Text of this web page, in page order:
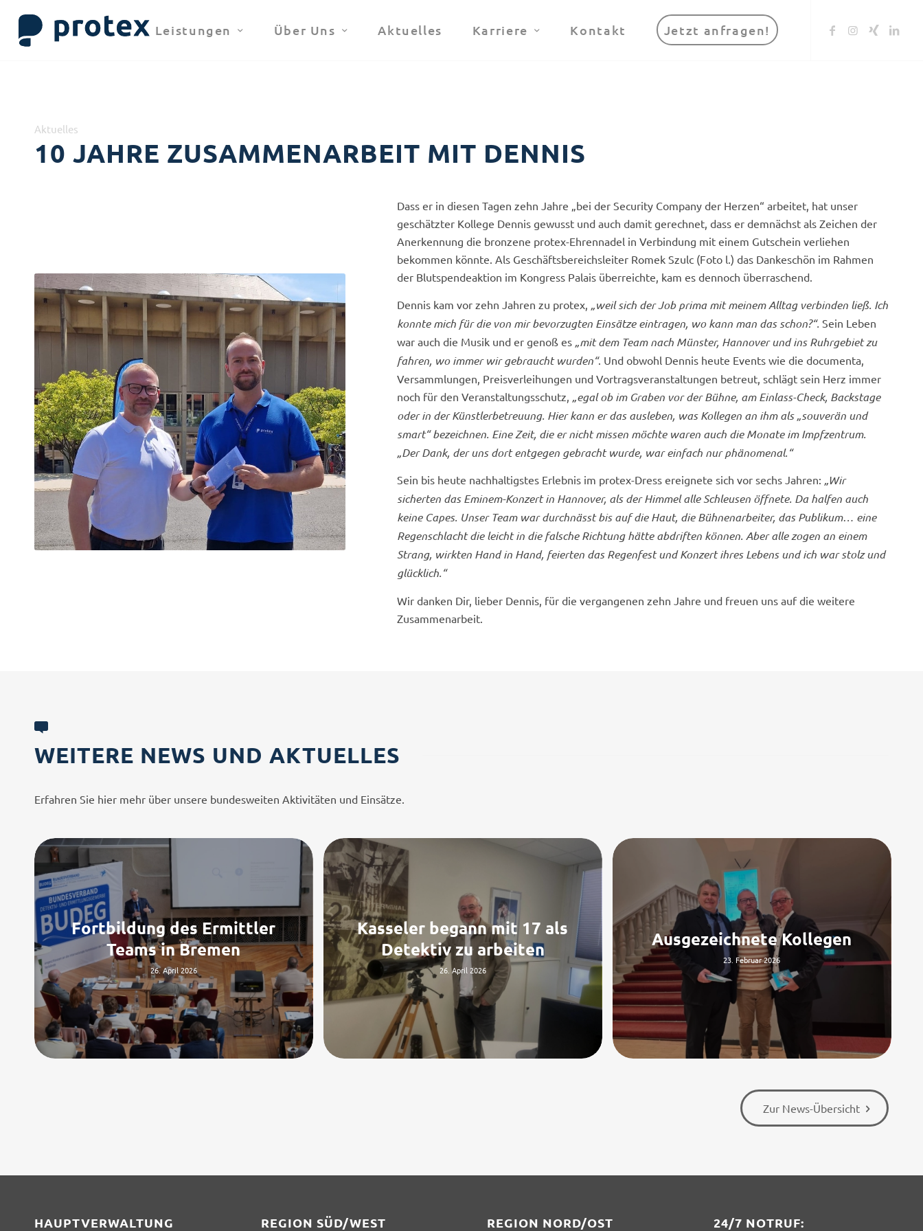
Leistungen Über Uns Aktuelles Karriere Kontakt Jetzt anfragen!
Aktuelles
10 JAHRE ZUSAMMENARBEIT MIT DENNIS
Dass er in diesen Tagen zehn Jahre „bei der Security Company der Herzen“ arbeitet, hat unser
geschätzter Kollege Dennis gewusst und auch damit gerechnet, dass er demnächst als Zeichen der
Anerkennung die bronzene protex-Ehrennadel in Verbindung mit einem Gutschein verliehen
bekommen könnte. Als Geschäftsbereichsleiter Romek Szulc (Foto l.) das Dankeschön im Rahmen
der Blutspendeaktion im Kongress Palais überreichte, kam es dennoch überraschend.
Dennis kam vor zehn Jahren zu protex, „weil sich der Job prima mit meinem Alltag verbinden ließ. Ich
konnte mich für die von mir bevorzugten Einsätze eintragen, wo kann man das schon?“. Sein Leben
war auch die Musik und er genoß es „mit dem Team nach Münster, Hannover und ins Ruhrgebiet zu
fahren, wo immer wir gebraucht wurden“. Und obwohl Dennis heute Events wie die documenta,
Versammlungen, Preisverleihungen und Vortragsveranstaltungen betreut, schlägt sein Herz immer
noch für den Veranstaltungsschutz, „egal ob im Graben vor der Bühne, am Einlass-Check, Backstage
oder in der Künstlerbetreuung. Hier kann er das ausleben, was Kollegen an ihm als „souverän und
smart“ bezeichnen. Eine Zeit, die er nicht missen möchte waren auch die Monate im Impfzentrum.
„Der Dank, der uns dort entgegen gebracht wurde, war einfach nur phänomenal.“
Sein bis heute nachhaltigstes Erlebnis im protex-Dress ereignete sich vor sechs Jahren: „Wir
sicherten das Eminem-Konzert in Hannover, als der Himmel alle Schleusen öffnete. Da halfen auch
keine Capes. Unser Team war durchnässt bis auf die Haut, die Bühnenarbeiter, das Publikum… eine
Regenschlacht die leicht in die falsche Richtung hätte abdriften können. Aber alle zogen an einem
Strang, wirkten Hand in Hand, feierten das Regenfest und Konzert ihres Lebens und ich war stolz und
glücklich.“
Wir danken Dir, lieber Dennis, für die vergangenen zehn Jahre und freuen uns auf die weitere
Zusammenarbeit.
WEITERE NEWS UND AKTUELLES
Erfahren Sie hier mehr über unsere bundesweiten Aktivitäten und Einsätze.
Fortbildung des Ermittler
Teams in Bremen
26. April 2026
Kasseler begann mit 17 als
Detektiv zu arbeiten
26. April 2026
Ausgezeichnete Kollegen
23. Februar 2026
Zur News-Übersicht
HAUPTVERWALTUNG REGION SÜD/WEST REGION NORD/OST 24/7 NOTRUF: